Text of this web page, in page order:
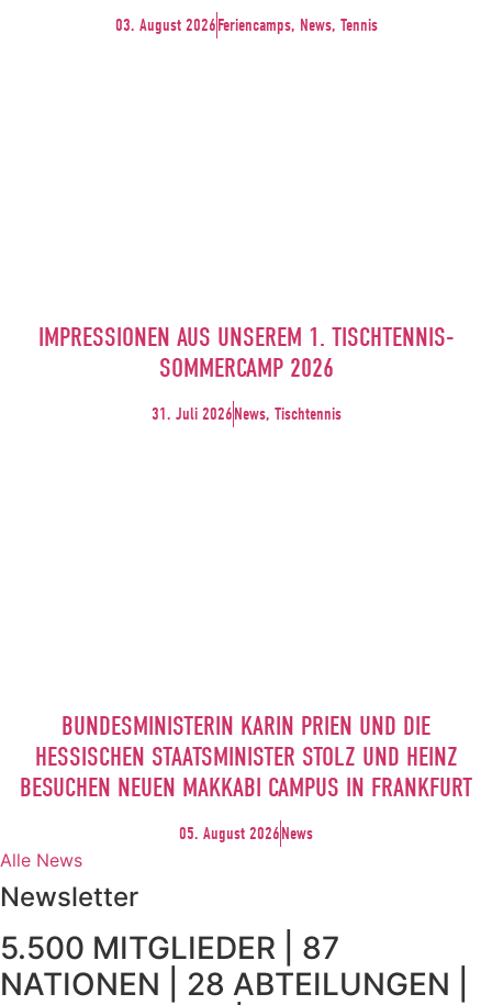
03. August 2026Feriencamps, News, Tennis
IMPRESSIONEN AUS UNSEREM 1. TISCHTENNIS-
SOMMERCAMP 2026
31. Juli 2026News, Tischtennis
BUNDESMINISTERIN KARIN PRIEN UND DIE
HESSISCHEN STAATSMINISTER STOLZ UND HEINZ
BESUCHEN NEUEN MAKKABI CAMPUS IN FRANKFURT
05. August 2026News
Alle News
Newsletter
5.500 MITGLIEDER | 87
NATIONEN | 28 ABTEILUNGEN |